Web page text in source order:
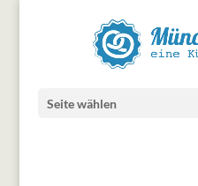
Seite wählen